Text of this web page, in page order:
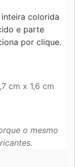
inteira colorida
e parte
por clique.
cm x 1,6 cm
o mesmo